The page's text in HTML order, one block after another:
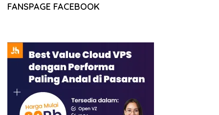
FANSPAGE FACEBOOK